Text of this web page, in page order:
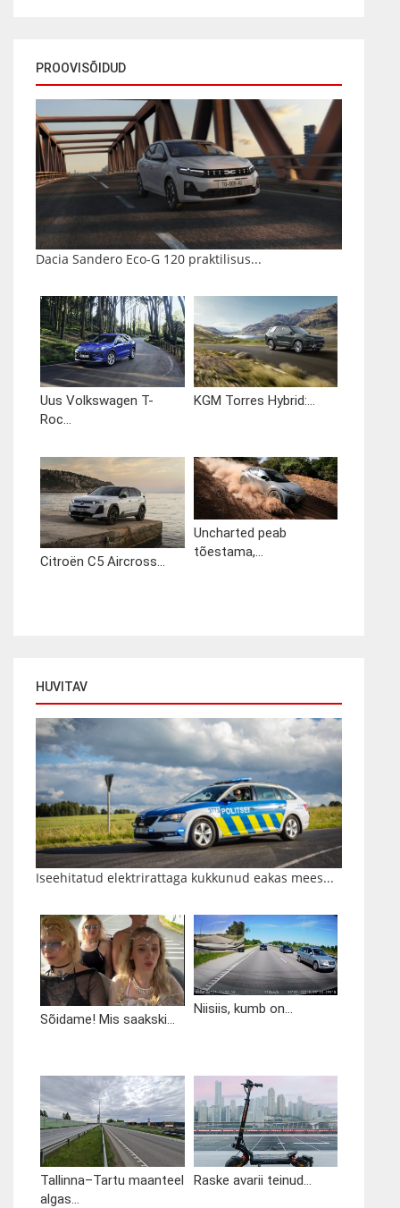
PROOVISÕIDUD
Dacia Sandero Eco-G 120 praktilisus...
Uus Volkswagen T-
Roc...
KGM Torres Hybrid:...
Citroën C5 Aircross...
Uncharted peab
tõestama,...
HUVITAV
Iseehitatud elektrirattaga kukkunud eakas mees...
Sõidame! Mis saakski...
Niisiis, kumb on...
Tallinna–Tartu maanteel
algas...
Raske avarii teinud...